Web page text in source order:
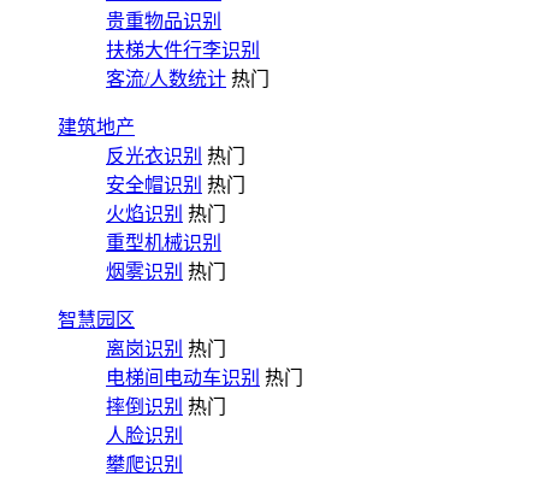
贵重物品识别
扶梯大件行李识别
客流/人数统计 热门
建筑地产
反光衣识别 热门
安全帽识别 热门
火焰识别 热门
重型机械识别
烟雾识别 热门
智慧园区
离岗识别 热门
电梯间电动车识别 热门
摔倒识别 热门
人脸识别
攀爬识别